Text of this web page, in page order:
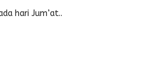
hari Jum’at..